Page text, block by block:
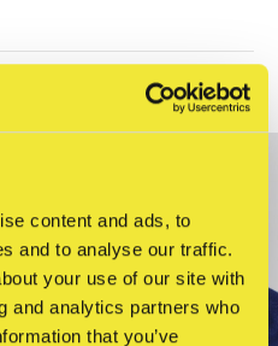
content and ads, to
and to analyse our traffic.
your use of our site with
and analytics partners who
that you’ve